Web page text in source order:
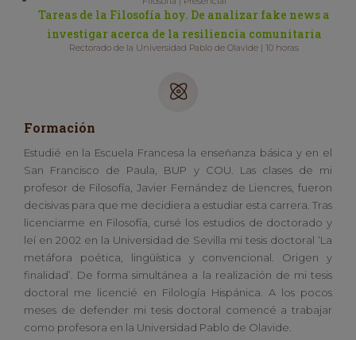
Tareas de la Filosofía hoy. De analizar fake news a
investigar acerca de la resiliencia comunitaria
Rectorado de la Universidad Pablo de Olavide | 10 horas
Formación
Estudié en la Escuela Francesa la enseñanza básica y en el
San Francisco de Paula, BUP y COU. Las clases de mi
profesor de Filosofía, Javier Fernández de Liencres, fueron
decisivas para que me decidiera a estudiar esta carrera. Tras
licenciarme en Filosofía, cursé los estudios de doctorado y
leí en 2002 en la Universidad de Sevilla mi tesis doctoral ‘La
metáfora poética, lingüística y convencional. Origen y
finalidad’. De forma simultánea a la realización de mi tesis
doctoral me licencié en Filología Hispánica. A los pocos
meses de defender mi tesis doctoral comencé a trabajar
como profesora en la Universidad Pablo de Olavide.